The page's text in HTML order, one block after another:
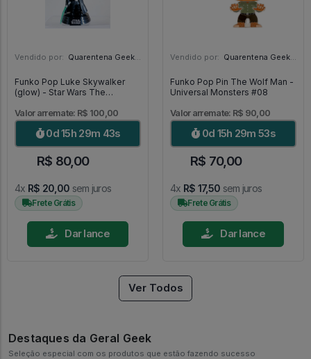
Vendido por: Quarentena Geek Store - SP
Funko Pop Luke Skywalker
(glow) - Star Wars The
Valor arremate: R$ 100,00
0d 15h 29m 42s
R$ 80,00
4x R$ 20,00 sem juros
Frete Grátis
Dar lance
Vendido por: Quarentena Geek Store - SP
Funko Pop Pin The Wolf Man -
Universal Monsters #08
Valor arremate: R$ 90,00
0d 15h 29m 52s
R$ 70,00
4x R$ 17,50 sem juros
Frete Grátis
Dar lance
Ver Todos
Destaques da Geral Geek
Seleção especial com os produtos que estão fazendo sucesso